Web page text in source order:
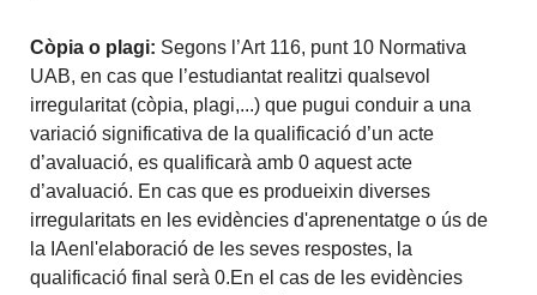
Còpia o plagi: Segons l’Art 116, punt 10 Normativa
UAB, en cas que l’estudiantat realitzi qualsevol
irregularitat (còpia, plagi,...) que pugui conduir a una
variació significativa de la qualificació d’un acte
d’avaluació, es qualificarà amb 0 aquest acte
d’avaluació. En cas que es produeixin diverses
irregularitats en les evidències d'aprenentatge o ús de
la IAenl'elaboració de les seves respostes, la
qualificació final serà 0.En el cas de les evidències